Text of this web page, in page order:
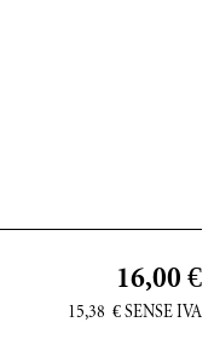
16,00 €
15,38 € SENSE IVA